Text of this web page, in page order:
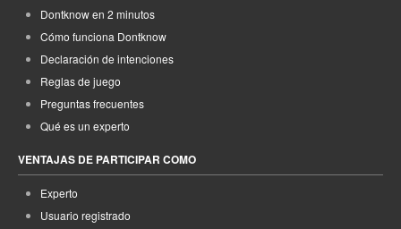
Dontknow en 2 minutos
Cómo funciona Dontknow
Declaración de intenciones
Reglas de juego
Preguntas frecuentes
Qué es un experto
VENTAJAS DE PARTICIPAR COMO
Experto
Usuario registrado